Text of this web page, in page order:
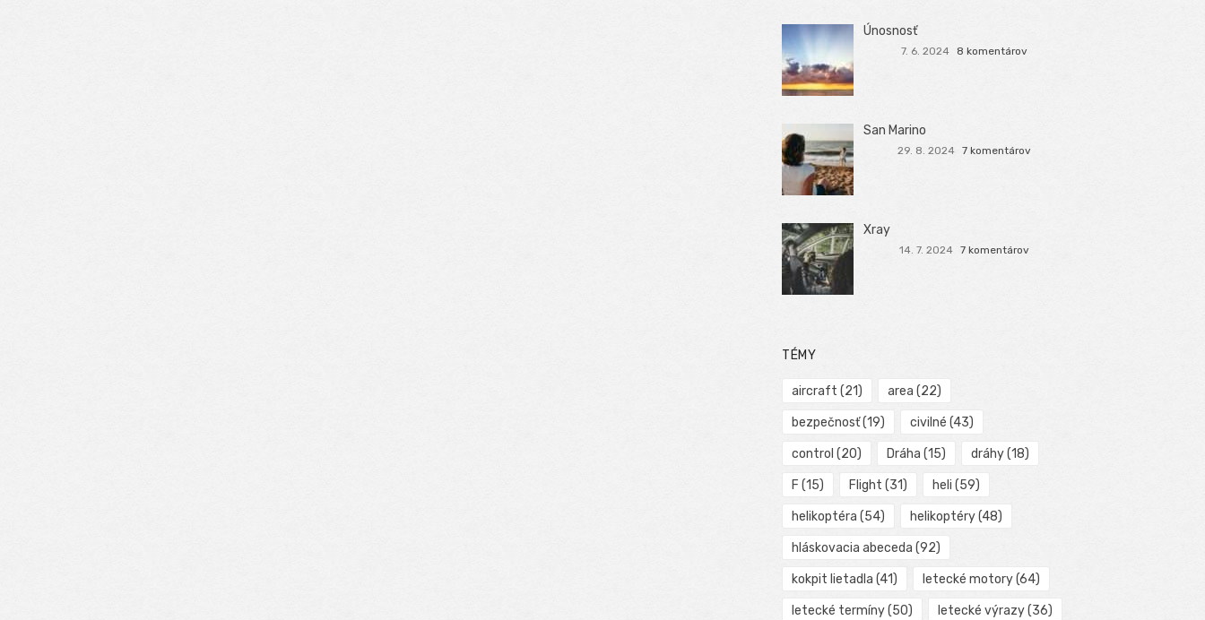
Únosnosť
7. 6. 2024 8 komentárov
San Marino
29. 8. 2024 7 komentárov
Xray
14. 7. 2024 7 komentárov
TÉMY
aircraft (21) area (22)
bezpečnosť(19) civilné (43)
control (20) Dráha (15) dráhy(18)
F (15) Flight (31) heli (59)
helikoptéra (54) helikoptéry(48)
hláskovacia abeceda (92)
kokpit lietadla (41) letecké motory(64)
letecké termíny(50) letecké výrazy(36)